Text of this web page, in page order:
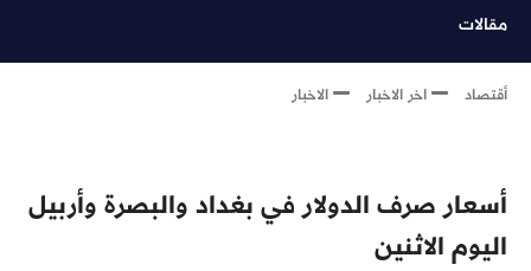
مقالات
أقتصاد اخر الاخبار الاخبار
أسعار صرف الدولار في بغداد والبصرة وأربيل
اليوم الاثنين